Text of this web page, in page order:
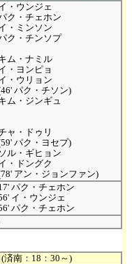
・ウンジェ
ク・チェホン
・ミンソン
ク・チンソプ
ム・ナミル
・ヨンピョ
・ウリョン
パク・チソン)
ム・ジンギュ
ャ・ドゥリ
パク・ヨセプ)
ソル・ギヒョン
・ドングク
アン・ジョンファン)
パク・チェホン
イ・ウンジェ
パク・チェホン
南：18：30～)